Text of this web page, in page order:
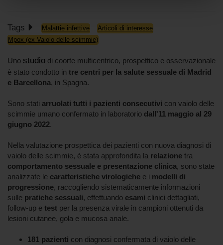
Tags Malattie infettive
Articoli di interesse
Mpox (ex Vaiolo delle scimmie)
Uno studio di coorte multicentrico, prospettico e osservazionale
è stato condotto in tre centri per la salute sessuale di Madrid
e Barcellona, in Spagna.
Sono stati arruolati tutti i pazienti consecutivi con vaiolo delle
scimmie umano confermato in laboratorio dall'11 maggio al 29
giugno 2022.
Nella valutazione prospettica dei pazienti con nuova diagnosi di
vaiolo delle scimmie, è stata approfondita la relazione tra
comportamento sessuale e presentazione clinica, sono state
analizzate le caratteristiche virologiche e i modelli di
progressione, raccogliendo sistematicamente informazioni
sulle pratiche sessuali, effettuando esami clinici dettagliati,
follow-up e test per la presenza virale in campioni ottenuti da
lesioni cutanee, gola e mucosa anale.
181 pazienti con diagnosi confermata di vaiolo delle